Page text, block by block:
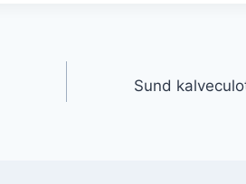
Sund